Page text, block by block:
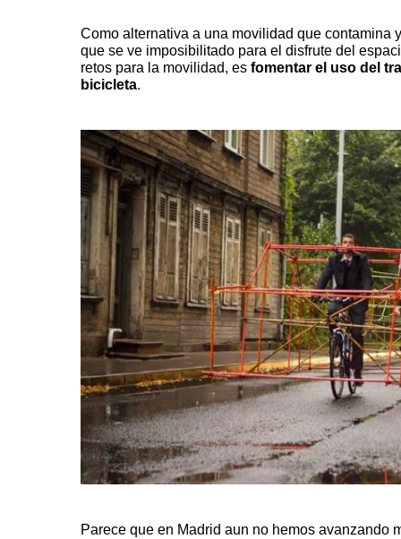
Como alternativa a una movilidad que contamina
que se ve imposibilitado para el disfrute del
retos para la movilidad, es fomentar el uso del
bicicleta.
Parece que en Madrid aun no hemos avanzando